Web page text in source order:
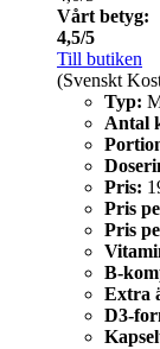
Vårt betyg:
4,5/5
Till butiken
(Svenskt
Typ:
Antal
Pris:
Pris
Pris
B-
Extra
D3-